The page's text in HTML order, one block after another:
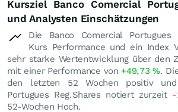
Kursziel Banco Comercial
und Analysten Einschätzungen
Die Banco Comercial Portugues
Kurs Performance und ein Index
sehr starke Wertentwicklung über den
mit einer Performance von +49,73%.
den letzten 52 Wochen positiv und
Portugues Reg.Shares notiert zurzeit -
52-Wochen Hoch.